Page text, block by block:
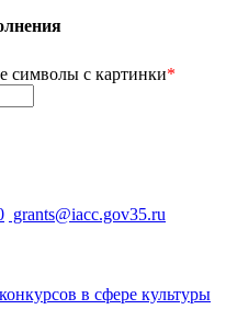
символы с картинки*
grants@iacc.gov35.ru
в сфере культуры